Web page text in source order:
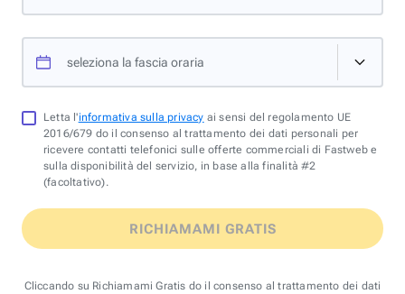
seleziona la fascia oraria
Letta l'informativa sulla privacy ai sensi del regolamento UE
2016/679 do il consenso al trattamento dei dati personali per
ricevere contatti telefonici sulle offerte commerciali di Fastweb e
sulla disponibilità del servizio, in base alla finalità #2
(facoltativo).
RICHIAMAMI GRATIS
Cliccando su Richiamami Gratis do il consenso al trattamento dei dati